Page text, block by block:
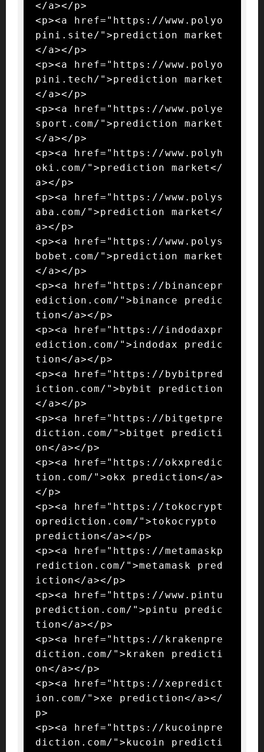
</a></p>
<p><a href="https://www.polyo
pini.site/">prediction market
</a></p>
<p><a href="https://www.polyo
pini.tech/">prediction market
</a></p>
<p><a href="https://www.polye
sport.com/">prediction market
</a></p>
<p><a href="https://www.polyh
oki.com/">prediction market</
a></p>
<p><a href="https://www.polys
aba.com/">prediction market</
a></p>
<p><a href="https://www.polys
bobet.com/">prediction market
</a></p>
<p><a href="https://binancepr
ediction.com/">binance predic
tion</a></p>
<p><a href="https://indodaxpr
ediction.com/">indodax predic
tion</a></p>
<p><a href="https://bybitpred
iction.com/">bybit prediction
</a></p>
<p><a href="https://bitgetpre
diction.com/">bitget predicti
on</a></p>
<p><a href="https://okxpredic
tion.com/">okx prediction</a>
</p>
<p><a href="https://tokocrypt
oprediction.com/">tokocrypto
prediction</a></p>
<p><a href="https://metamaskp
rediction.com/">metamask pred
iction</a></p>
<p><a href="https://www.pintu
prediction.com/">pintu predic
tion</a></p>
<p><a href="https://krakenpre
diction.com/">kraken predicti
on</a></p>
<p><a href="https://xepredict
ion.com/">xe prediction</a></
p>
<p><a href="https://kucoinpre
diction.com/">kucoin predicti